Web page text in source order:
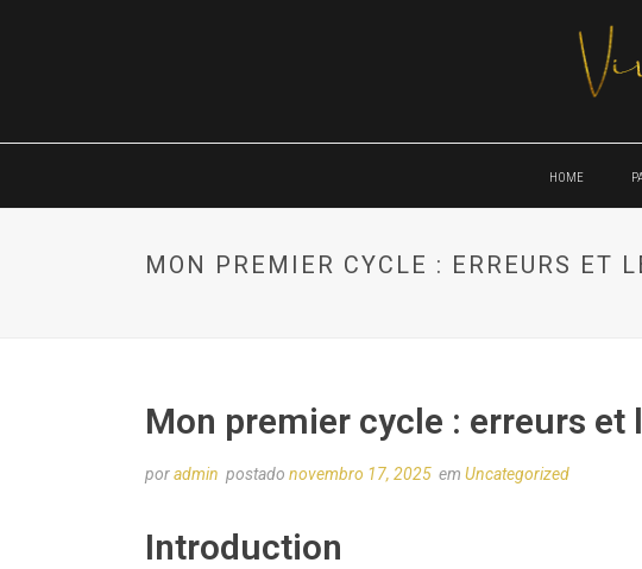
HOME
MON PREMIER CYCLE : ERREURS ET
Mon premier cycle : erreurs et
poradmin postado novembro 17, 2025 em Uncategorized
Introduction